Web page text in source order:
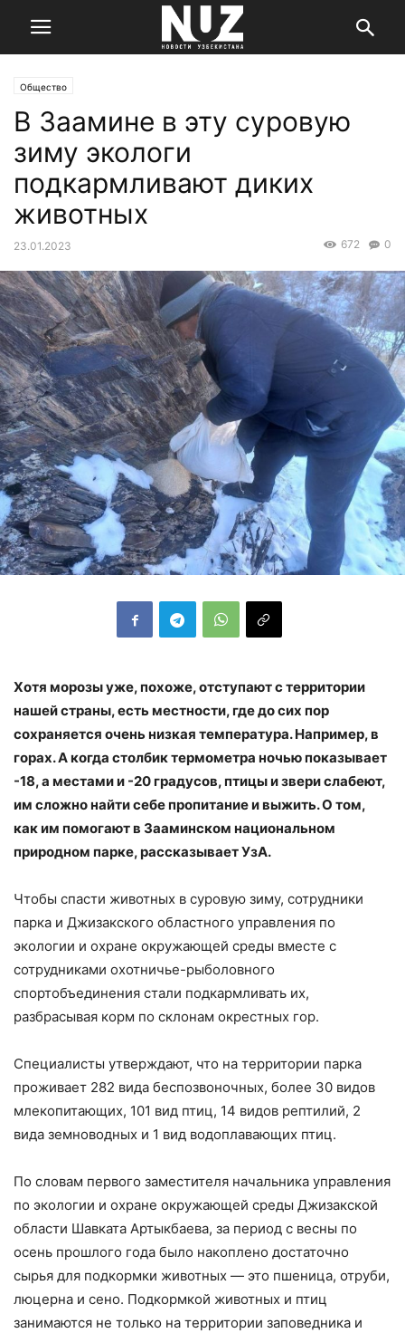
Общество
В Заамине в эту суровую
зиму экологи
подкармливают диких
животных
23.01.2023 0
672
Хотя морозы уже, похоже, отступают с территории
нашей страны, есть местности, где до сих пор
сохраняется очень низкая температура. Например, в
горах. А когда столбик термометра ночью показывает
-18, а местами и -20 градусов, птицы и звери слабеют,
им сложно найти себе пропитание и выжить. О том,
как им помогают в Зааминском национальном
природном парке, рассказывает УзА.
Чтобы спасти животных в суровую зиму, сотрудники
парка и Джизакского областного управления по
экологии и охране окружающей среды вместе с
сотрудниками охотничье-рыболовного
спортобъединения стали подкармливать их,
разбрасывая корм по склонам окрестных гор.
Специалисты утверждают, что на территории парка
проживает 282 вида беспозвоночных, более 30 видов
млекопитающих, 101 вид птиц, 14 видов рептилий, 2
вида земноводных и 1 вид водоплавающих птиц.
По словам первого заместителя начальника управления
по экологии и охране окружающей среды Джизакской
области Шавката Артыкбаева, за период с весны по
осень прошлого года было накоплено достаточно
сырья для подкормки животных — это пшеница, отруби,
люцерна и сено. Подкормкой животных и птиц
занимаются не только на территории заповедника и